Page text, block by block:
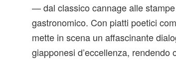
— dal classico cannage alle
gastronomico. Con piatti poetici
mette in scena un affascinante
giapponesi d’eccellenza,